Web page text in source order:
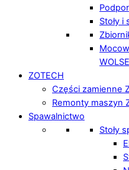
Stoły
ZOTECH
Części zamienne
Remonty maszyn
Spawalnictwo
Stoły